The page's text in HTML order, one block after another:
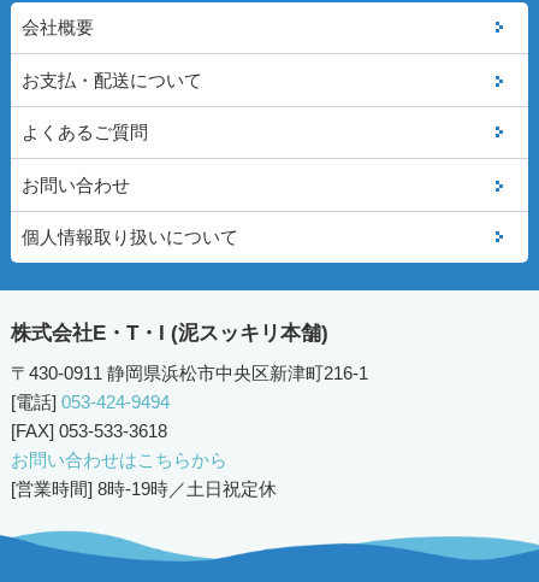
会社概要
お支払・配送について
よくあるご質問
お問い合わせ
個人情報取り扱いについて
株式会社E・T・I (泥スッキリ本舗)
〒430-0911 静岡県浜松市中央区新津町216-1
[電話] 053-424-9494
[FAX] 053-533-3618
お問い合わせはこちらから
[営業時間] 8時-19時／土日祝定休